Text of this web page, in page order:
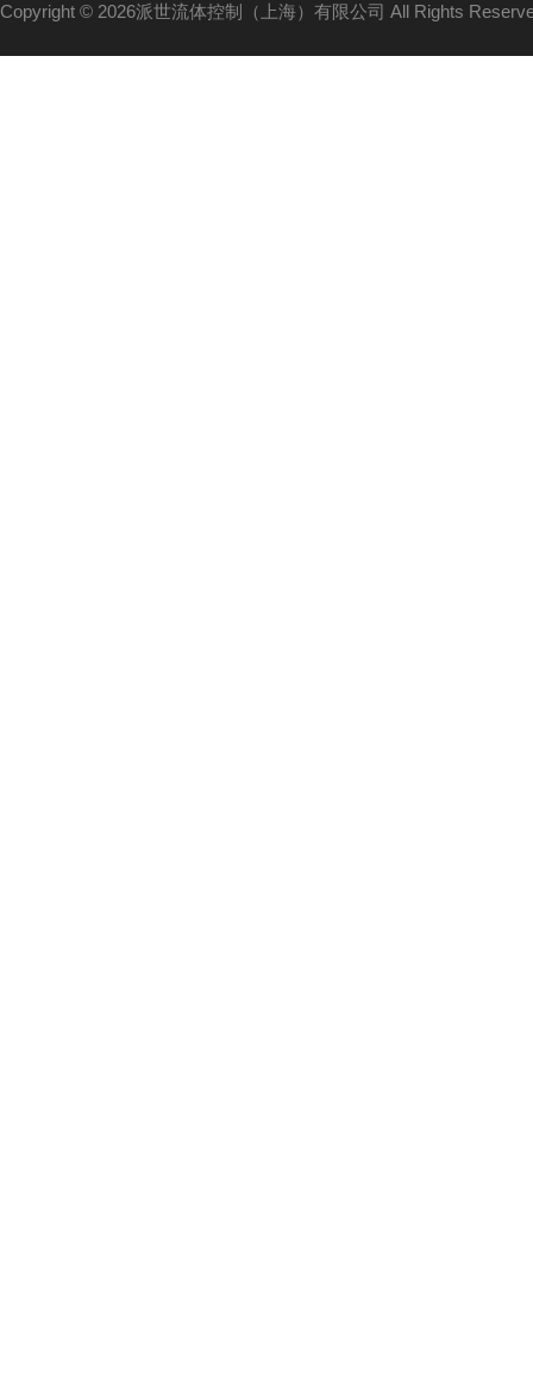
Copyright © 2026派世流体控制（上海）有限公司 All Rights